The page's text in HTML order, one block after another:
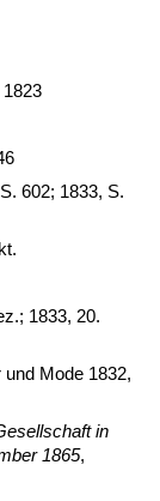
602; 1833, S.
1833, 20.
Mode 1832,
in
1865,